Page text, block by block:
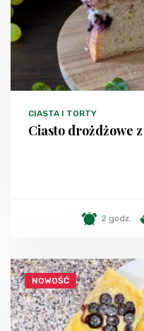
CIASTA I TORTY
Ciasto drożdżowe
2 godz.
NOWOŚĆ